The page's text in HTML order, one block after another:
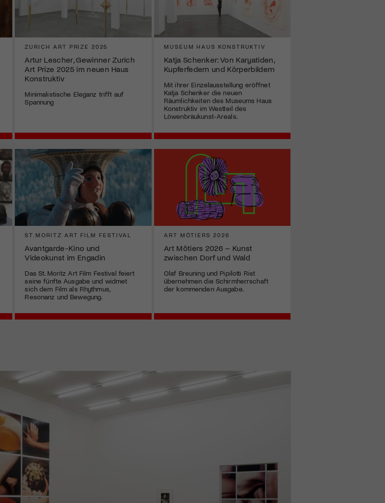
ZURICH ART PRIZE 2025
Artur Lescher, Gewinner Zurich
Art Prize 2025 im neuen Haus
Konstruktiv
Minimalistische Eleganz trifft auf
Spannung
MUSEUM HAUS KONSTRUKTIV
Katja Schenker: Von Karyatiden,
Kupferfedern und Körperbildern
Mit ihrer Einzelausstellung eröffnet
Katja Schenker die neuen
Räumlichkeiten des Museums Haus
Konstruktiv im Westteil des
Löwenbräukunst-Areals.
ST.MORITZ ART FILM FESTIVAL
Avantgarde-Kino und
Videokunst im Engadin
Das St. Moritz Art Film Festival feiert
seine fünfte Ausgabe und widmet
sich dem Film als Rhythmus,
Resonanz und Bewegung.
ART MÔTIERS 2026
Art Môtiers 2026 – Kunst
zwischen Dorf und Wald
Olaf Breuning und Pipilotti Rist
übernehmen die Schirmherrschaft
der kommenden Ausgabe.